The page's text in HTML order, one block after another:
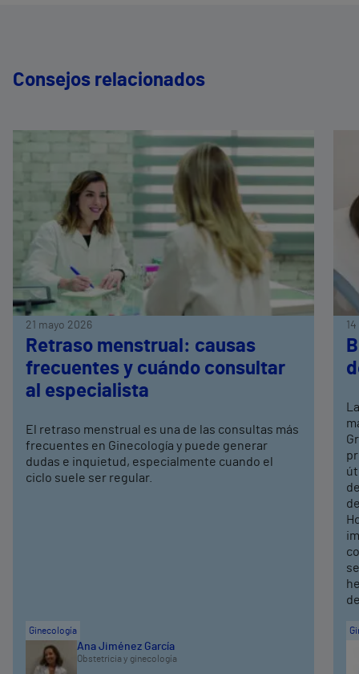
Consejos relacionados
21 mayo 2026
Retraso menstrual: causas
frecuentes y cuándo consultar
al especialista
El retraso menstrual es una de las consultas más
frecuentes en Ginecología y puede generar
dudas e inquietud, especialmente cuando el
ciclo suele ser regular.
Ginecología
Ana Jiménez García
Obstetricia y ginecología